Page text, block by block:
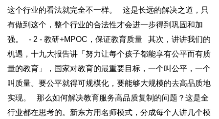
这个行业的看法就完全不一样。 这是长远的解决之道，只
有做到这个，整个行业的合法性才会进一步得到巩固和加
强。 - 2 - 教研+MPOC，保证教育质量 其次，讲讲我们的
机遇，十九大报告讲「努力让每个孩子都能享有公平而有质
量的教育」，国家对教育的最重要目标，一个叫公平，一个
叫质量。要公平就得可规模化，要能够大规模的去高品质地
实现。 那么如何解决教育服务高品质复制的问题？这是全
行业都在思考的。新东方用名师模式，分成每个人讲几个模